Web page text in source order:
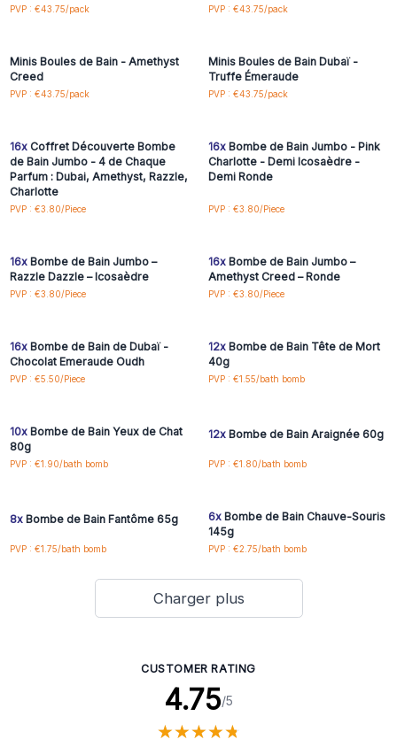
PVP : €43.75/pack PVP : €43.75/pack
Connectez-vous ou
Minis Boules de Bain - Amethyst
Creed
PVP : €43.75/pack
Connectez-vous ou
Minis Boules de Bain Dubaï -
Truffe Émeraude
PVP : €43.75/pack
Connectez-vous ou
16xCoffret Découverte Bombe
de Bain Jumbo - 4 de Chaque
Parfum : Dubai, Amethyst, Razzle,
Charlotte
PVP : €3.80/Piece
Connectez-vous ou
16xBombe de Bain Jumbo - Pink
Charlotte - Demi Icosaèdre -
Demi Ronde
PVP : €3.80/Piece
Connectez-vous ou
16xBombe de Bain Jumbo –
Razzle Dazzle – Icosaèdre
PVP : €3.80/Piece
Connectez-vous ou
16xBombe de Bain Jumbo –
Amethyst Creed – Ronde
PVP : €3.80/Piece
Connectez-vous ou
16xBombe de Bain de Dubaï -
Chocolat Emeraude Oudh
PVP : €5.50/Piece
Connectez-vous ou
12xBombe de Bain Tête de Mort
40g
PVP : €1.55/bath bomb
Connectez-vous ou
10xBombe de Bain Yeux de Chat
80g
PVP : €1.90/bath bomb
Connectez-vous ou
12xBombe de Bain Araignée 60g
PVP : €1.80/bath bomb
Connectez-vous ou
8xBombe de Bain Fantôme 65g
PVP : €1.75/bath bomb
Connectez-vous ou
6xBombe de Bain Chauve-Souris
145g
PVP : €2.75/bath bomb
Charger plus
CUSTOMER RATING
4.75/5
★★★★★
★★★★★